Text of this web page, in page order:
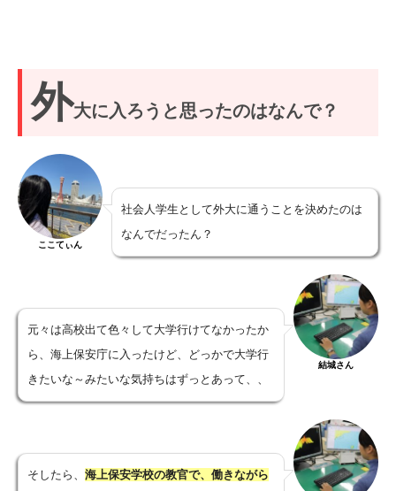
外大に入ろうと思ったのはなんで？
ここてぃん
社会人学生として外大に通うことを決めたのは
なんでだったん？
元々は高校出て色々して大学行けてなかったか
ら、海上保安庁に入ったけど、どっかで大学行
きたいな～みたいな気持ちはずっとあって、、
結城さん
そしたら、 海上保安学校の教官で、働きながら